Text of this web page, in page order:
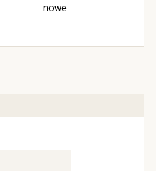
nowe